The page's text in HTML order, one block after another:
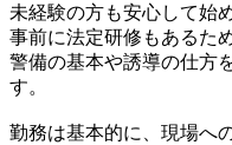
未経験の方も安心して始
事前に法定研修もあるため
警備の基本や誘導の仕方
す。
勤務は基本的に、現場へ